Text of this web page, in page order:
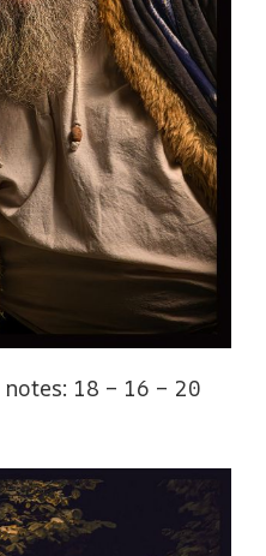
notes: 18 – 16 – 20